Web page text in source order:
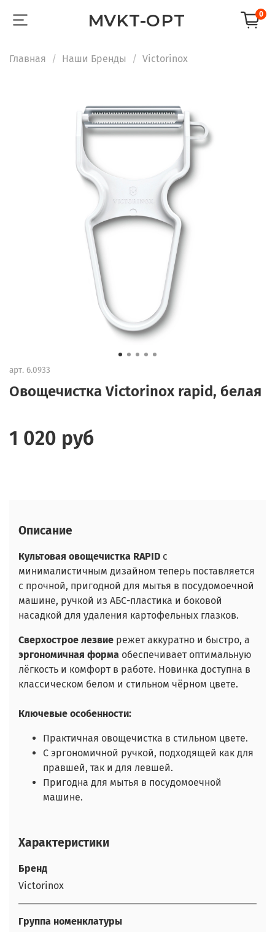
MVKT-OPT 0
Главная Наши Бренды Victorinox
арт. 6.0933
Овощечистка Victorinox rapid, белая
1 020 руб
Описание
Культовая овощечистка RAPID с
минималистичным дизайном теперь поставляется
с прочной, пригодной для мытья в посудомоечной
машине, ручкой из АБС-пластика и боковой
насадкой для удаления картофельных глазков.
Сверхострое лезвие режет аккуратно и быстро, а
эргономичная форма обеспечивает оптимальную
лёгкость и комфорт в работе. Новинка доступна в
классическом белом и стильном чёрном цвете.
Ключевые особенности:
Практичная овощечистка в стильном цвете.
С эргономичной ручкой, подходящей как для
правшей, так и для левшей.
Пригодна для мытья в посудомоечной
машине.
Характеристики
Бренд
Victorinox
Группа номенклатуры